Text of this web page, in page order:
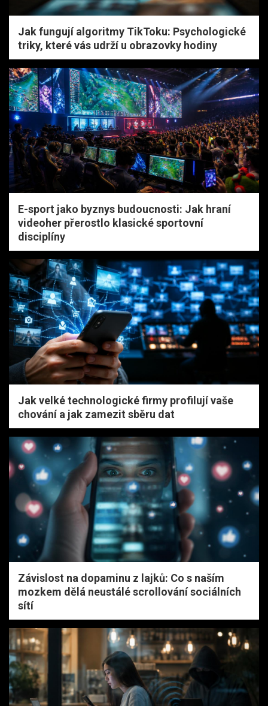
Jak fungují algoritmy TikToku: Psychologické
triky, které vás udrží u obrazovky hodiny
E-sport jako byznys budoucnosti: Jak hraní
videoher přerostlo klasické sportovní
disciplíny
Jak velké technologické firmy profilují vaše
chování a jak zamezit sběru dat
Závislost na dopaminu z lajků: Co s naším
mozkem dělá neustálé scrollování sociálních
sítí